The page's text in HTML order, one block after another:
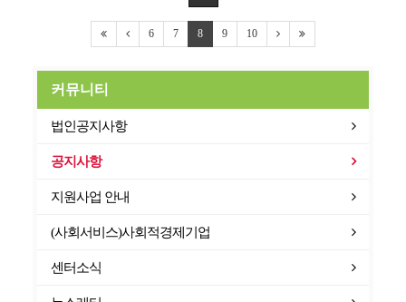
6 7 8 9 10
커뮤니티
법인공지사항
공지사항
지원사업 안내
(사회서비스)사회적경제기업
센터소식